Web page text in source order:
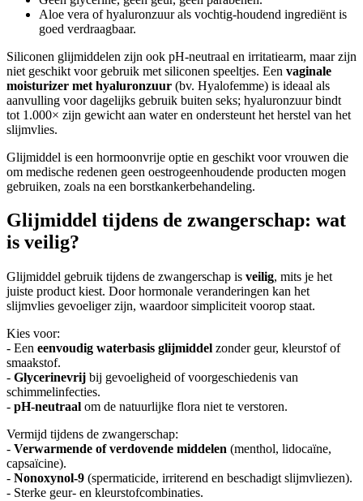
Aloe vera of hyaluronzuur als vochtig-houdend ingrediënt is
goed verdraagbaar.
Siliconen glijmiddelen zijn ook pH-neutraal en irritatiearm, maar zijn
niet geschikt voor gebruik met siliconen speeltjes. Een vaginale
moisturizer met hyaluronzuur (bv. Hyalofemme) is ideaal als
aanvulling voor dagelijks gebruik buiten seks; hyaluronzuur bindt
tot 1.000× zijn gewicht aan water en ondersteunt het herstel van het
slijmvlies.
Glijmiddel is een hormoonvrije optie en geschikt voor vrouwen die
om medische redenen geen oestrogeenhoudende producten mogen
gebruiken, zoals na een borstkankerbehandeling.
Glijmiddel tijdens de zwangerschap: wat
is veilig?
Glijmiddel gebruik tijdens de zwangerschap is veilig, mits je het
juiste product kiest. Door hormonale veranderingen kan het
slijmvlies gevoeliger zijn, waardoor simpliciteit voorop staat.
Kies voor:
- Een eenvoudig waterbasis glijmiddel zonder geur, kleurstof of
smaakstof.
- Glycerinevrij bij gevoeligheid of voorgeschiedenis van
schimmelinfecties.
- pH-neutraal om de natuurlijke flora niet te verstoren.
Vermijd tijdens de zwangerschap:
- Verwarmende of verdovende middelen (menthol, lidocaïne,
capsaïcine).
- Nonoxynol-9 (spermaticide, irriterend en beschadigt slijmvliezen).
- Sterke geur- en kleurstofcombinaties.